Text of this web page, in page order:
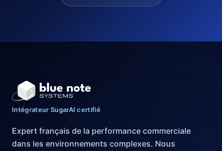
Intégrateur SugarAI certifié
Expert français de la performance commerciale
dans les environnements complexes. Nous